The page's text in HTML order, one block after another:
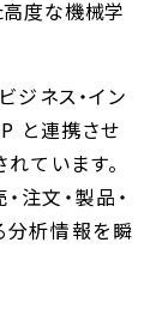
度な機械学
ネス・イン
と連携させ
ています。
注文・製品・
分析情報を瞬